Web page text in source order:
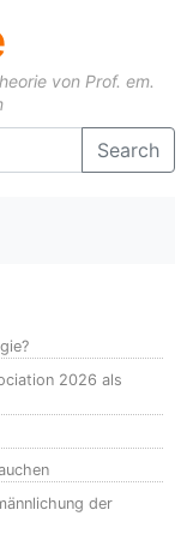
von Prof. em.
Search
2026 als
der